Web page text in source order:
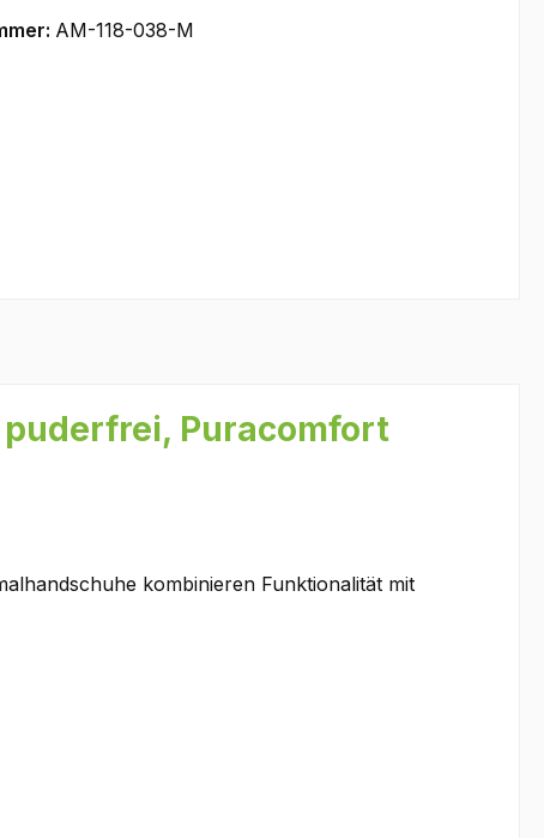
AM-118-038-M
Puracomfort
kombinieren Funktionalität mit